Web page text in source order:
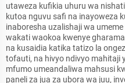
utaweza kufikia uhuru wa
kutoa nguvu safi na inayoweza
inaboresha uzalishaji wa
wakati waokoa kwenye
na kusaidia katika tatizo la
tofauti, na hivyo ndivyo mahitaji
mfumo umeandaliwa mahsusi
paneli za jua za ubora wa juu,